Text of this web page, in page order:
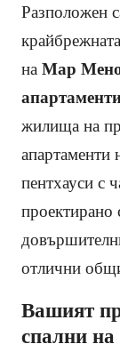
Разположен
на Мар
жилища на
апартаменти
пентхауси с
проектирано
отлични
Вашият
спални